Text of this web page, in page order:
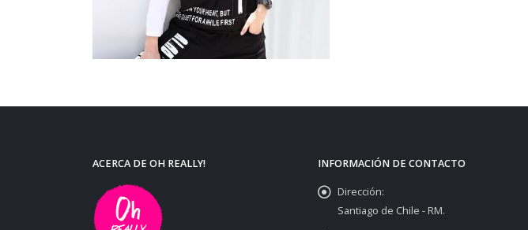
ACERCA DE OH REALLY! INFORMACIÓN DE CONTACTO
Dirección:
Santiago de Chile - RM.